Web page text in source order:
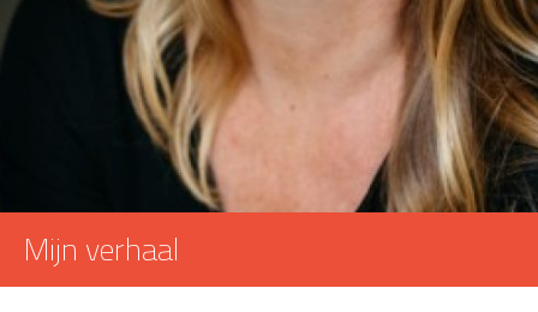
Mijn verhaal